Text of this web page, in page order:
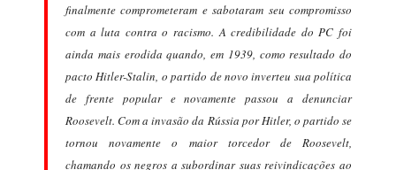
finalmente comprometeram e sabotaram seu compromisso
com a luta contra o racismo. A credibilidade do PC foi
ainda mais erodida quando, em 1939, como resultado do
pacto Hitler-Stalin, o partido de novo inverteu sua política
de frente popular e novamente passou a denunciar
Roosevelt. Com a invasão da Rússia por Hitler, o partido se
tornou novamente o maior torcedor de Roosevelt,
chamando os negros a subordinar suas reivindicações ao